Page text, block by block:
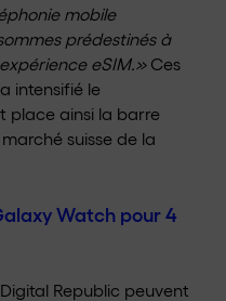
mobile
prédestinés à
eSIM.» Ces
intensifié le
place ainsi la barre
suisse de la
Watch pour 4
Republic peuvent